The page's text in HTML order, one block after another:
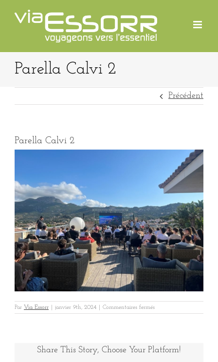
contenu
Parella Calvi 2
Précédent
Parella Calvi 2
Par Via Essorr janvier 9th, 2024 Commentaires ferméssur
Parella
Share This Story, Choose Your Platform!